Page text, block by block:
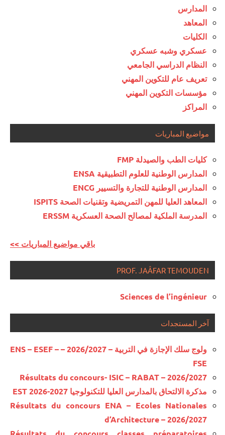
المدارس
المعاهد
الكليات
عسكري وشبه عسكري
النظام الدراسي الجامعي
تعريف عام للتكوين المهني
مؤسسات التكوين المهني
المراكز
مواضيع المباريات
كليات الطب والصيدلة FMP
المدارس الوطنية للعلوم التطبيقية ENSA
المدارس الوطنية للتجارة والتسيير ENCG
المعاهد العليا للمهن التمريضية وتقنيات الصحة ISPITS
المدرسة الملكية لمصالح الصحة العسكرية ERSSM
<< باقي مواضيع المباريات
PROF. JAÂFAR TEMOUDEN
Sciences de l’ingénieur
آخر المستجدات
ولوج سلك الإجازة في التربية – 2026/2027 – ENS – ESEF –
FSE
Résultats du concours- ISIC – RABAT – 2026/2027
مذكرة الالتحاق بالمدارس العليا للتكنولوجيا EST 2026-2027
Résultats du concours ENA – Ecoles Nationales
d’Architecture – 2026/2027